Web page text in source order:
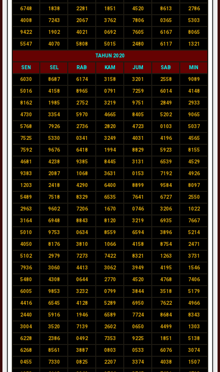
6748 1838 2281 1851 4520 8613 2786
4008 7243 2067 3762 7806 0365 5303
9422 1902 4021 0692 7605 6167 8065
5547 4070 5808 5015 2480 6117 1321
TAHUN 2020
SEN SEL RAB KAM JUM SAB MIN
6030 8687 6174 3158 3201 2558 9089
5016 4158 8965 0791 7259 6014 4148
8162 1985 2752 3219 9751 2849 2933
4730 3354 5970 4665 8405 5202 9065
5768 7926 2736 2820 4723 0103 5037
7525 5330 0341 3249 4031 4196 4565
7592 9676 6418 1994 8829 5923 8155
4681 4238 9385 8445 3131 6539 4529
9383 2087 1068 3631 0153 7192 4926
1203 2418 4290 6400 8899 9584 8097
5489 7518 8329 6535 7641 6727 2550
2963 9602 7206 1670 0746 3206 1022
3164 6948 8843 8120 3219 6935 7667
5010 9753 0634 8559 6594 3896 5214
4050 8176 3810 1066 4158 8754 2471
5102 2979 7273 7422 8321 1263 3731
7936 3060 4413 3062 3949 4195 1546
5480 4308 0644 2770 4520 4768 7406
6005 9853 3232 0799 3844 3518 5179
4416 6545 4128 5289 6950 7622 4966
2440 5916 1946 6589 7724 8684 8343
3004 3520 7139 2602 0650 4499 1303
6228 2386 0492 7353 9225 1851 5138
6268 8561 3887 0803 0533 6076 3074
0455 7330 0825 2207 3374 4038 1507